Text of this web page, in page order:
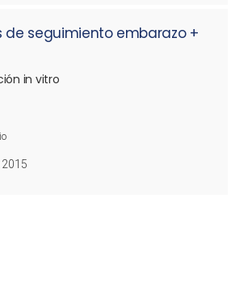
de seguimiento embarazo +
in vitro